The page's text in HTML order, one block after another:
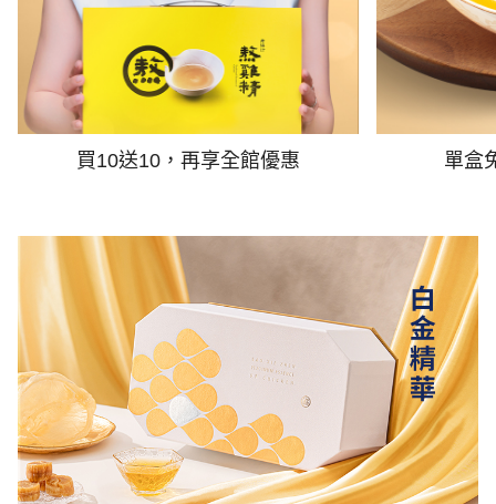
買10送10，再享全館優惠 單盒